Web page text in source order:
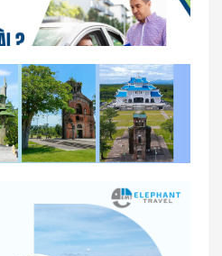
thuê xe có tài xế tại Huế
Vụ Cho Thuê Xe Từ Huế,